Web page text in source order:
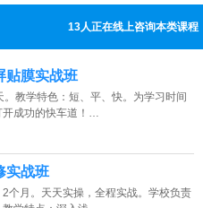
12人正在线上咨询本类课程
贴膜实战班
。教学特色：短、平、快。为学习时间
开成功的快车道！…
实战班
个月。天天实操，全程实战。学校负责